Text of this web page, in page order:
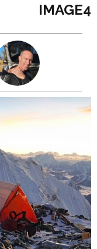
IMAGE4